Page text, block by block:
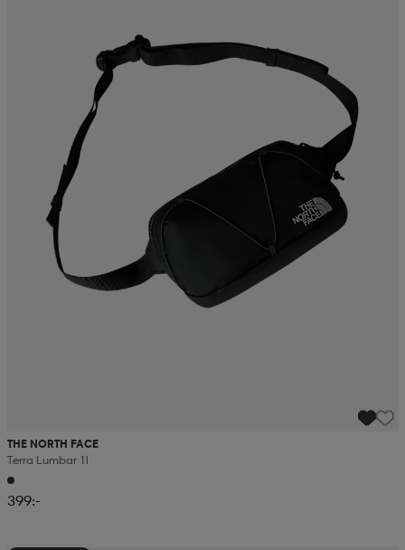
THE NORTH FACE
Terra Lumbar 1l
399:-